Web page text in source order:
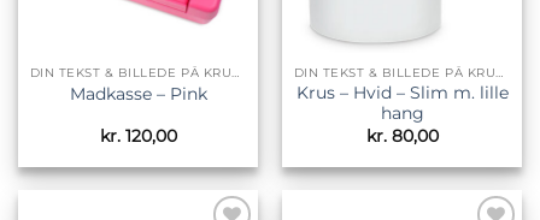
DIN TEKST & BILLEDE PÅ KRUS & TILBEHØR
Madkasse – Pink
kr.120,00
DIN TEKST & BILLEDE PÅ KRUS & TILBEHØR
Krus – Hvid – Slim m. lille
hang
kr.80,00